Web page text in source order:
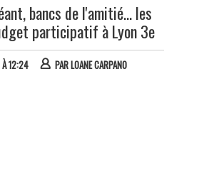
bancs de l'amitié... les
participatif à Lyon 3e
12:24 PARLOANE CARPANO